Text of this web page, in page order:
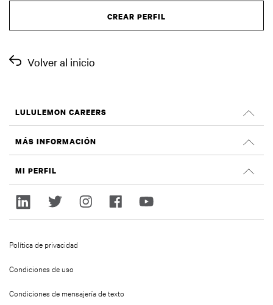
CREAR PERFIL
Volver al inicio
LULULEMON CAREERS
Oportunidades profesionales
OFERTAS DE EMPLEO
MÁS INFORMACIÓN
Sostenibilidad e impacto social
lululemon.com
MI PERFIL
Iniciar sesión
Política de privacidad
Condiciones de uso
Condiciones de mensajería de texto